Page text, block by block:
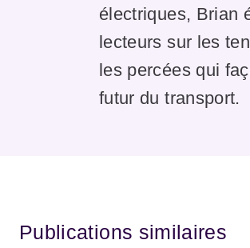
électriques, Brian
lecteurs sur les
les percées qui
futur du transport.
Publications similaires